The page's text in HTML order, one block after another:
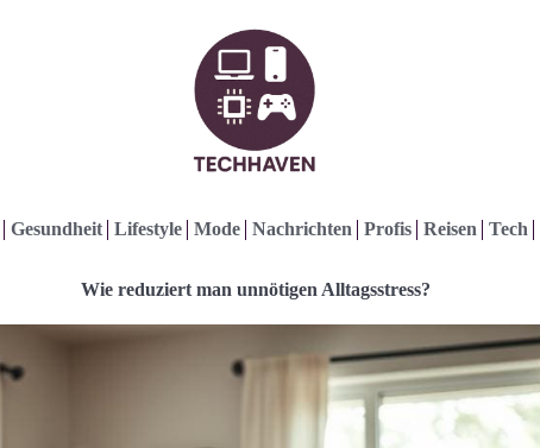
Gesundheit Lifestyle Mode Nachrichten Profis Reisen Tech
Wie reduziert man unnötigen Alltagsstress?